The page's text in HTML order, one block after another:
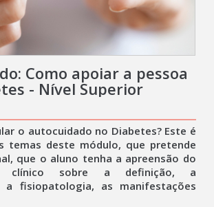
Como apoiar a pessoa
- Nível Superior
o autocuidado no Diabetes? Este é
temas deste módulo, que pretende
que o aluno tenha a apreensão do
clínico sobre a definição, a
a fisiopatologia, as manifestações